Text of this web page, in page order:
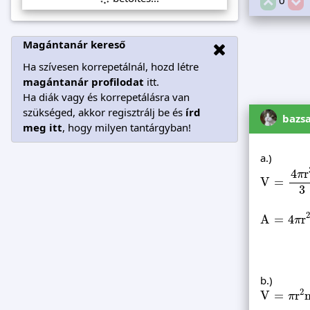
Magántanár kereső
Ha szívesen korrepetálnál, hozd létre
magántanár profilodat itt.
Ha diák vagy és korrepetálásra van
szükséged, akkor regisztrálj be és írd
meg itt, hogy milyen tantárgyban!
a.)
V =
4πr
3
V= r3
A = 4πr2
A r =4
b.)
V = πr2
V= m